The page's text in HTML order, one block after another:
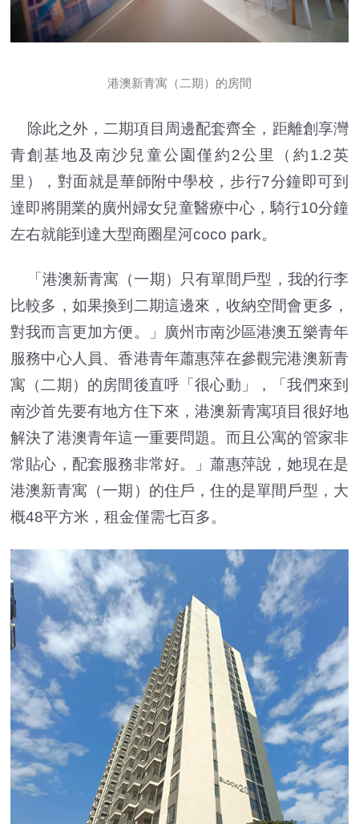
港澳新青寓（二期）的房間
除此之外，二期項目周邊配套齊全，距離創享灣
青創基地及南沙兒童公園僅約2公里（約1.2英
里），對面就是華師附中學校，步行7分鐘即可到
達即將開業的廣州婦女兒童醫療中心，騎行10分鐘
左右就能到達大型商圈星河coco park。
「港澳新青寓（一期）只有單間戶型，我的行李
比較多，如果換到二期這邊來，收納空間會更多，
對我而言更加方便。」廣州市南沙區港澳五樂青年
服務中心人員、香港青年蕭惠萍在參觀完港澳新青
寓（二期）的房間後直呼「很心動」，「我們來到
南沙首先要有地方住下來，港澳新青寓項目很好地
解決了港澳青年這一重要問題。而且公寓的管家非
常貼心，配套服務非常好。」蕭惠萍說，她現在是
港澳新青寓（一期）的住戶，住的是單間戶型，大
概48平方米，租金僅需七百多。